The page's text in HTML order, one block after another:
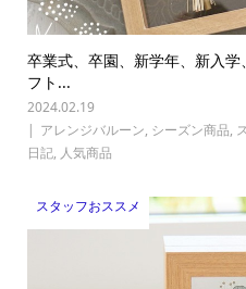
卒業式、卒園、新学年、新入
フト...
2024.02.19
アレンジバルーン, シーズン商品,
日記, 人気商品
スタッフおススメ